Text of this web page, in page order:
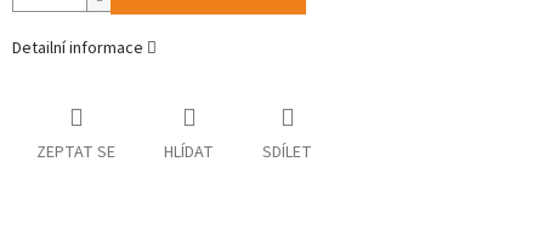
Detailní informace
ZEPTAT SE HLÍDAT SDÍLET